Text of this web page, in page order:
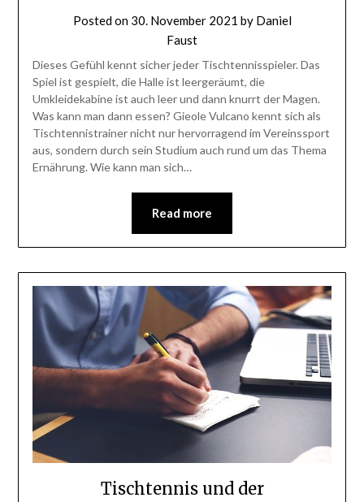
Posted on 30. November 2021 by Daniel
Faust
Dieses Gefühl kennt sicher jeder Tischtennisspieler. Das
Spiel ist gespielt, die Halle ist leergeräumt, die
Umkleidekabine ist auch leer und dann knurrt der Magen.
Was kann man dann essen? Gieole Vulcano kennt sich als
Tischtennistrainer nicht nur hervorragend im Vereinssport
aus, sondern durch sein Studium auch rund um das Thema
Ernährung. Wie kann man sich…
Read more
Tischtennis und der